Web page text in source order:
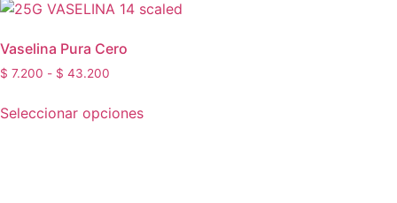
Vaselina Pura Cero
$ 7.200 - $ 43.200
Seleccionar opciones